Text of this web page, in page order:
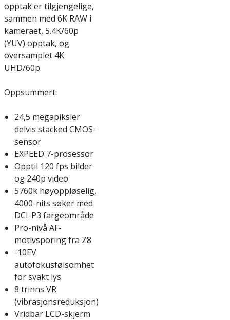
opptak er tilgjengelige,
sammen med 6K RAW i
kameraet, 5.4K/60p
(YUV) opptak, og
oversamplet 4K
UHD/60p.
Oppsummert:
24,5 megapiksler
delvis stacked CMOS-
sensor
EXPEED 7-prosessor
Opptil 120 fps bilder
og 240p video
5760k høyoppløselig,
4000-nits søker med
DCI-P3 fargeområde
Pro-nivå AF-
motivsporing fra Z8
-10EV
autofokusfølsomhet
for svakt lys
8 trinns VR
(vibrasjonsreduksjon)
Vridbar LCD-skjerm